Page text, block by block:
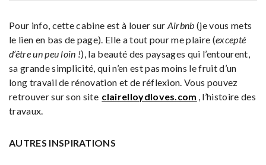
Pour info, cette cabine est à louer sur Airbnb (je vous mets
le lien en bas de page). Elle a tout pour me plaire (excepté
d’être un peu loin !), la beauté des paysages qui l’entourent,
sa grande simplicité, qui n’en est pas moins le fruit d’un
long travail de rénovation et de réflexion. Vous pouvez
retrouver sur son site clairelloydloves.com , l’histoire des
travaux.
AUTRES INSPIRATIONS